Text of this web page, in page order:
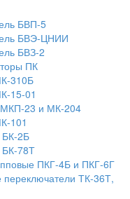
БВП-5
БВЭ-ЦНИИ
БВЗ-2
ПК
310Б
15-01
МКП-23 и МК-204
101
БК-2Б
БК-78Т
ПКГ-4Б и ПКГ-6Г
ТК-36Т,